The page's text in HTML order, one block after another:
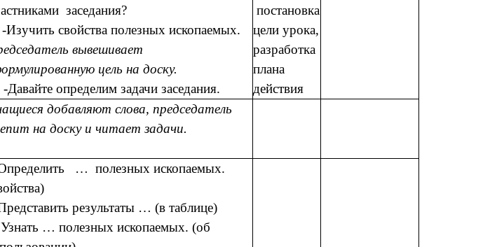
заседания?
Изучить свойства полезных ископаемых.
вывешивает
цель на доску.
Давайте определим задачи заседания.
постановка
цели урока,
разработка
плана
действия
добавляют слова, председатель
на доску и читает задачи.
… полезных ископаемых.
результаты … (в таблице)
… полезных ископаемых. (об